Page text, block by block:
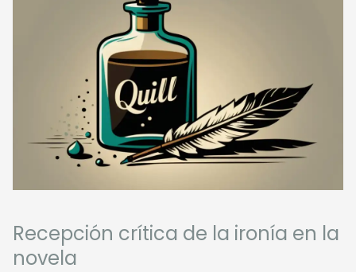
Recepción crítica de la ironía en la
novela